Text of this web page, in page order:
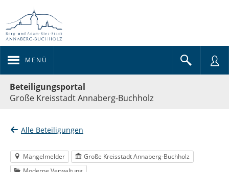
MENÜ
Beteiligungsportal
Große Kreisstadt Annaberg-Buchholz
Alle Beteiligungen
Mängelmelder
Große Kreisstadt Annaberg-Buchholz